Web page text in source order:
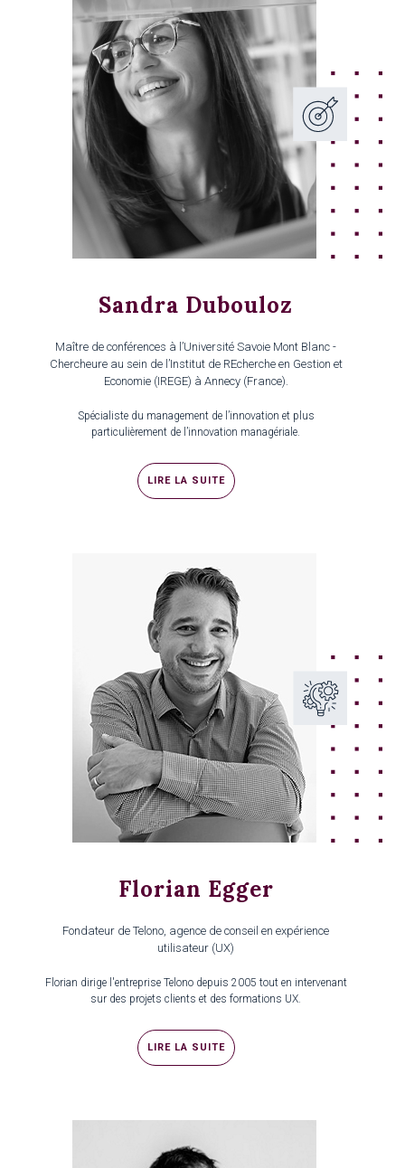
Sandra Dubouloz
Maître de conférences à l’Université Savoie Mont Blanc -
Chercheure au sein de l’Institut de REcherche en Gestion et
Economie (IREGE) à Annecy (France).
Spécialiste du management de l’innovation et plus
particulièrement de l’innovation managériale.
LIRE LA SUITE
Florian Egger
Fondateur de Telono, agence de conseil en expérience
utilisateur (UX)
Florian dirige l'entreprise Telono depuis 2005 tout en intervenant
sur des projets clients et des formations UX.
LIRE LA SUITE